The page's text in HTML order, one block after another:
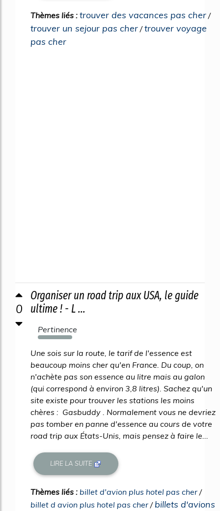
Thèmes liés : trouver des vacances pas cher /
trouver un sejour pas cher /trouver voyage
pas cher
0
Organiser un road trip aux USA, le guide
ultime ! - L ...
Pertinence
257%
Une sois sur la route, le tarif de l'essence est
beaucoup moins cher qu'en France. Du coup, on
n'achète pas son essence au litre mais au galon
(qui correspond à environ 3,8 litres). Sachez qu'un
site existe pour trouver les stations les moins
chères : Gasbuddy . Normalement vous ne devriez
pas tomber en panne d'essence au cours de votre
road trip aux États-Unis, mais pensez à faire le...
LIRE LA SUITE
Thèmes liés : billet d'avion plus hotel pas cher /
billet d avion plus hotel pas cher / billets d'avions